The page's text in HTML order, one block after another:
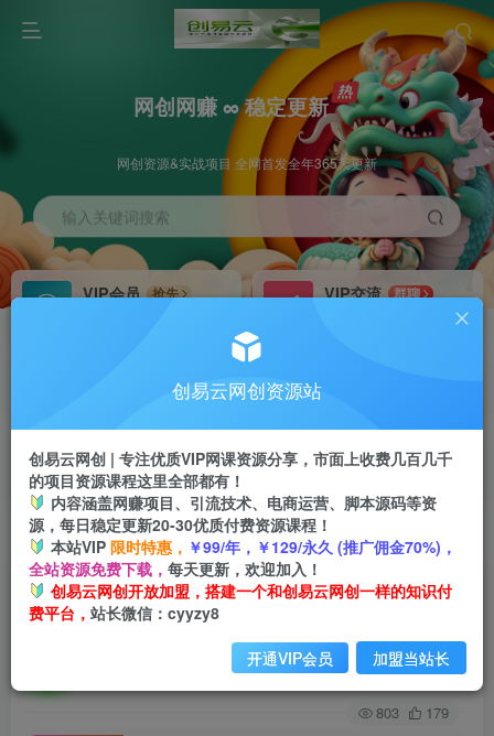
网创网赚 ∞ 稳定更新
网创资源&实战项目 全网首发全年365天更新
输入关键词搜索
VIP会员
抢先
VIP交流
群聊
研究探讨更多创业项目路子。
会员专属推广链接
挂机 项目
脚本卡密
APP下载
GO
首页 创业课程 会员专属 正文
（6428期）热门Ai赛道，一键成图，轻松日入
300+！小白0基础易上手
关注
803 179
创易云网创资源站
创易云网创 | 专注优质VIP网课资源分享，市面上收费几百几千
的项目资源课程这里全部都有！
内容涵盖网赚项目、引流技术、电商运营、脚本源码等资
源，每日稳定更新20-30优质付费资源课程！
本站VIP 限时特惠， ￥99/年，￥129/永久 (推广佣金70%)，
全站资源免费下载， 每天更新，欢迎加入！
创易云网创开放加盟，搭建一个和创易云网创一样的知识付
费平台， 站长微信：cyyzy8
开通VIP会员 加盟当站长